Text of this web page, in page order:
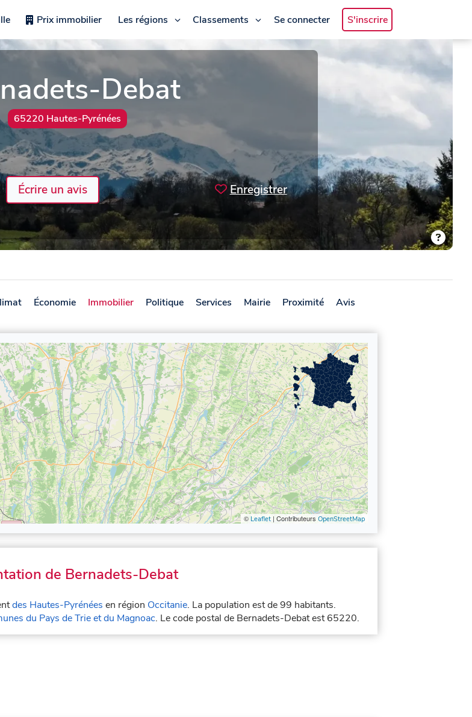
Prix immobilier Les régions Classements Se connecter S'inscrire
Debat
65220 Hautes-Pyrénées
Écrire un avis Enregistrer
Économie Immobilier Politique Services Mairie Proximité Avis
© Leaflet | Contributeurs OpenStreetMap
de Bernadets-Debat
des Hautes-Pyrénées en région Occitanie. La population est de 99 habitants.
du Pays de Trie et du Magnoac. Le code postal de Bernadets-Debat est 65220.